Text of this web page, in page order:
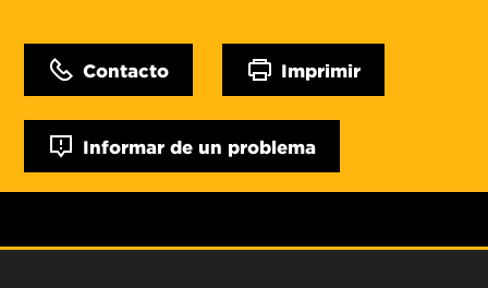
Contacto Imprimir
Informar de un problema